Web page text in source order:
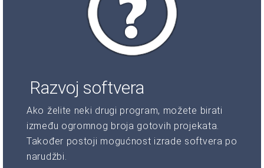
Razvoj softvera
Ako želite neki drugi program, možete birati
između ogromnog broja gotovih projekata.
Također postoji mogućnost izrade softvera po
narudžbi.